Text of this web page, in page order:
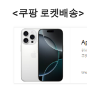
<쿠팡 로켓배송>